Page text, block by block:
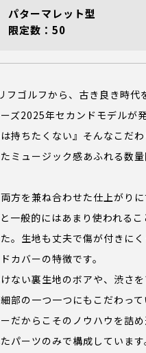
パターマレット型
限定数：50
フゴルフから、古き良き時代
ズ2025年セカンドモデルが
は持ちたくない』そんなこだ
ミュージック感あふれる数
方を兼ね合わせた仕上がり
一般的にはあまり使われる
。生地も丈夫で傷が付きに
カバーの特徴です。
ない裏生地のボアや、渋さ
部の一つ一つにもこだわっ
だからこそのノウハウを詰
パーツのみで構成しています